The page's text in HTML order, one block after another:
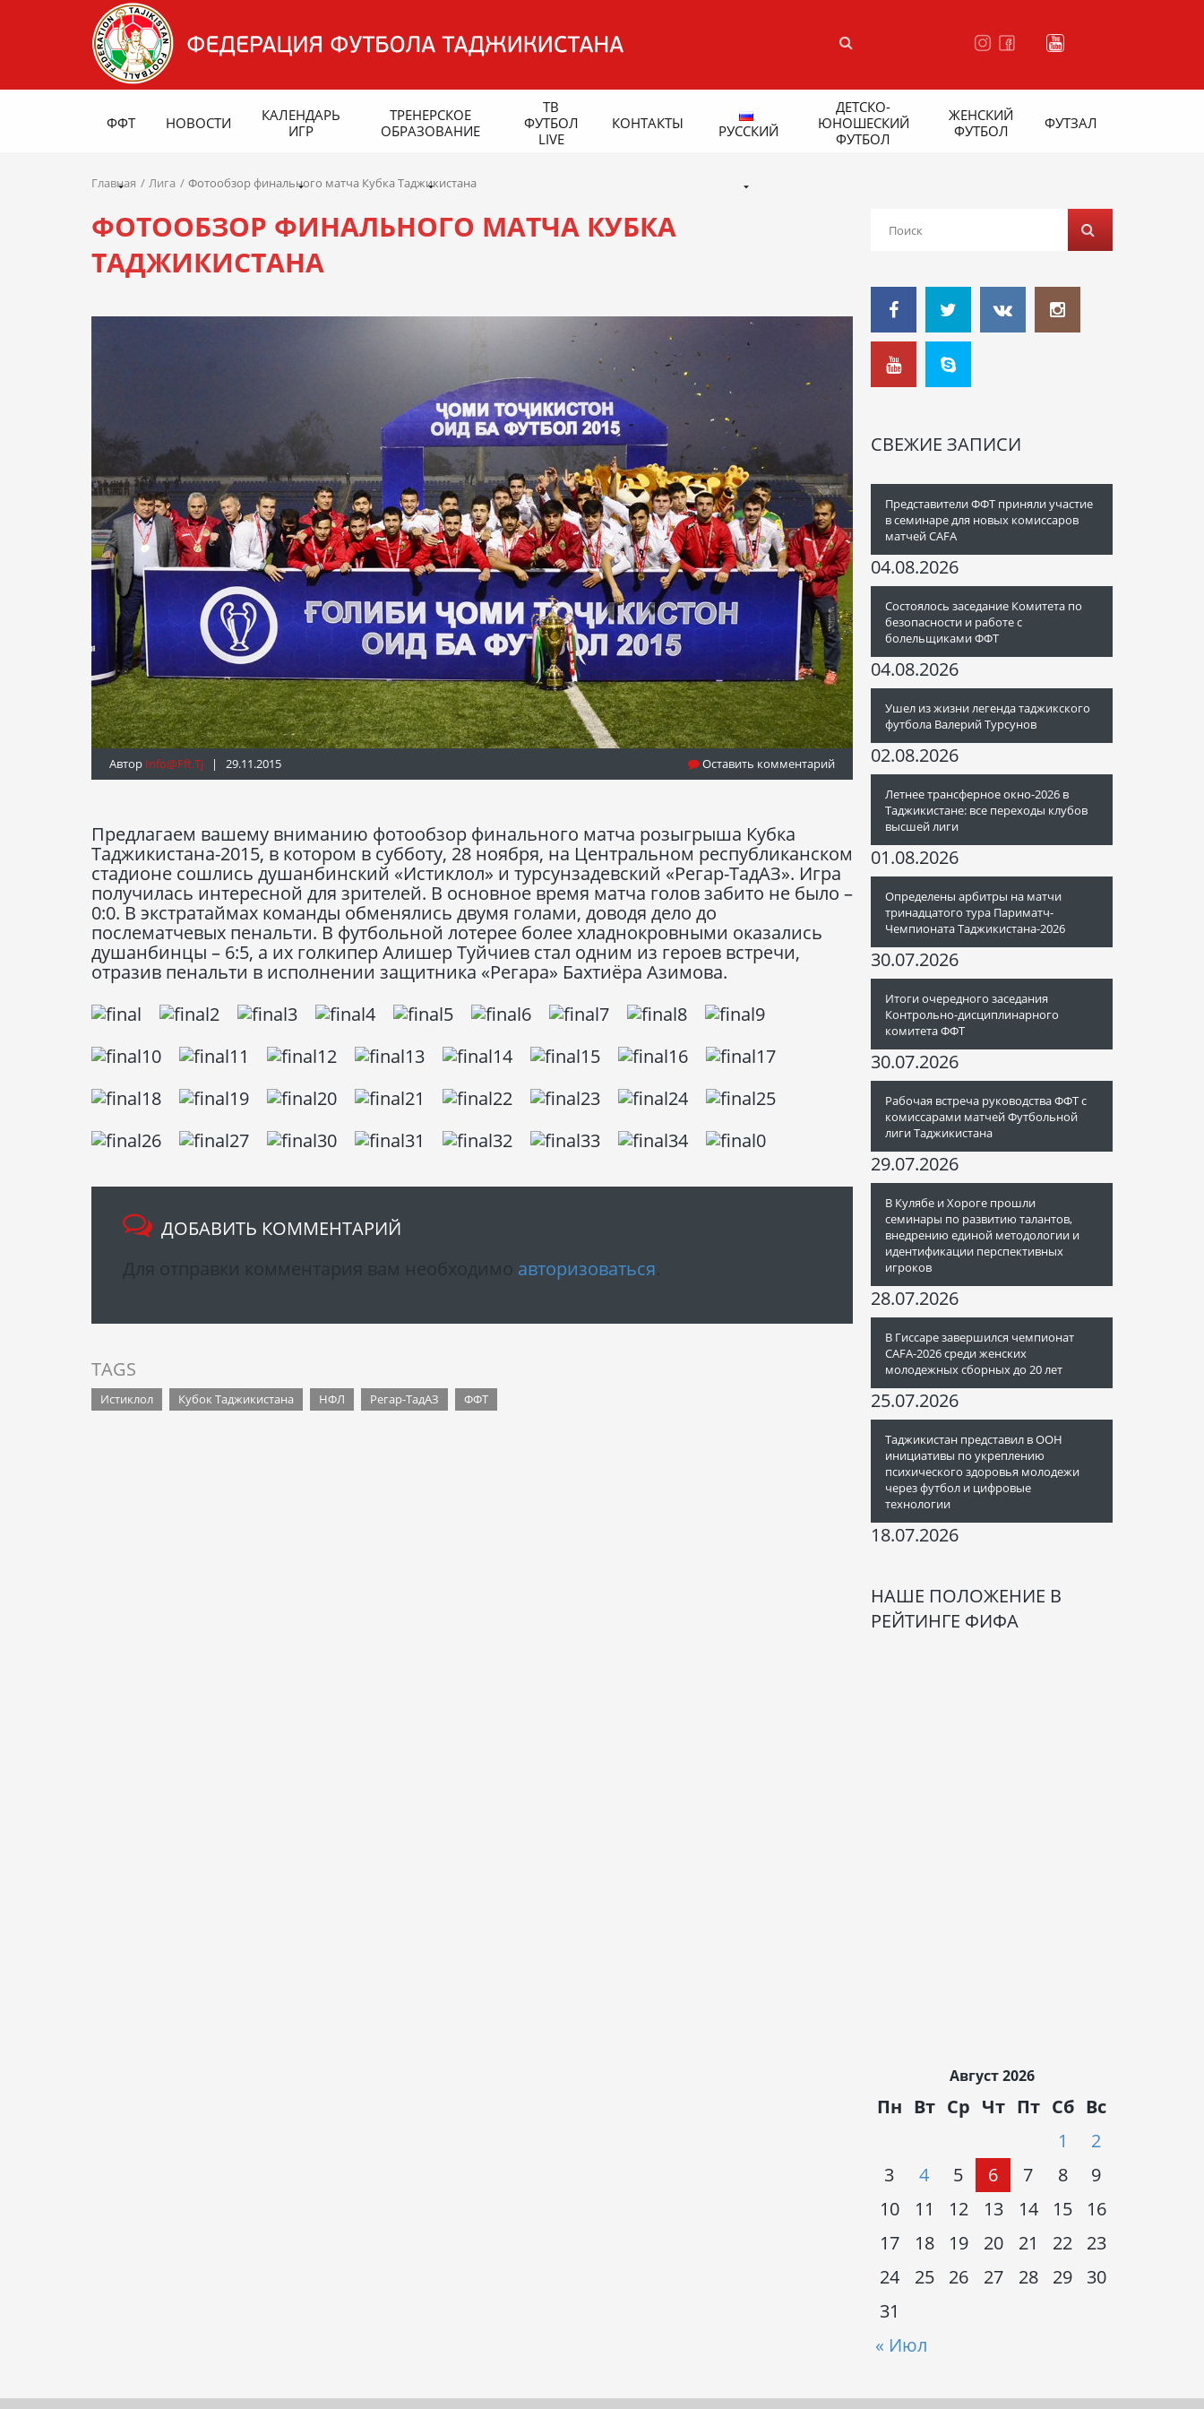
ФФТ НОВОСТИ
КАЛЕНДАРЬ
ИГР
ТРЕНЕРСКОЕ
ОБРАЗОВАНИЕ
ТВ
ФУТБОЛ
LIVE
КОНТАКТЫ РУССКИЙ
ДЕТСКО-
ЮНОШЕСКИЙ
ФУТБОЛ
ЖЕНСКИЙ
ФУТБОЛ
ФУТЗАЛ
Главная Лига Фотообзор финального матча Кубка Таджикистана
ФОТООБЗОР ФИНАЛЬНОГО МАТЧА КУБКА
ТАДЖИКИСТАНА
Автор Info@fft.tj | 29.11.2015 Оставить комментарий
Предлагаем вашему вниманию фотообзор финального матча розыгрыша Кубка
Таджикистана-2015, в котором в субботу, 28 ноября, на Центральном республиканском
стадионе сошлись душанбинский «Истиклол» и турсунзадевский «Регар-ТадАЗ». Игра
получилась интересной для зрителей. В основное время матча голов забито не было –
0:0. В экстратаймах команды обменялись двумя голами, доводя дело до
послематчевых пенальти. В футбольной лотерее более хладнокровными оказались
душанбинцы – 6:5, а их голкипер Алишер Туйчиев стал одним из героев встречи,
отразив пенальти в исполнении защитника «Регара» Бахтиёра Азимова.
ДОБАВИТЬ КОММЕНТАРИЙ
авторизоваться
TAGS
Истиклол Кубок Таджикистана НФЛ Регар-ТадАЗ ФФТ
СВЕЖИЕ ЗАПИСИ
Представители ФФТ приняли участие
в семинаре для новых комиссаров
матчей CAFA
04.08.2026
Состоялось заседание Комитета по
безопасности и работе с
болельщиками ФФТ
04.08.2026
Ушел из жизни легенда таджикского
футбола Валерий Турсунов
02.08.2026
Летнее трансферное окно-2026 в
Таджикистане: все переходы клубов
высшей лиги
01.08.2026
Определены арбитры на матчи
тринадцатого тура Париматч-
Чемпионата Таджикистана-2026
30.07.2026
Итоги очередного заседания
Контрольно-дисциплинарного
комитета ФФТ
30.07.2026
Рабочая встреча руководства ФФТ с
комиссарами матчей Футбольной
лиги Таджикистана
29.07.2026
В Кулябе и Хороге прошли
семинары по развитию талантов,
внедрению единой методологии и
идентификации перспективных
игроков
28.07.2026
В Гиссаре завершился чемпионат
CAFA-2026 среди женских
молодежных сборных до 20 лет
25.07.2026
Таджикистан представил в ООН
инициативы по укреплению
психического здоровья молодежи
через футбол и цифровые
технологии
18.07.2026
НАШЕ ПОЛОЖЕНИЕ В
РЕЙТИНГЕ ФИФА
Август 2026
Пн Вт Ср Чт Пт Сб Вс
« Июл
1
2
3
4 5 6 7 8
9
10
11 12 13 14 15
16
17
18 19 20 21 22
23
24
25 26 27 28 29
30
31